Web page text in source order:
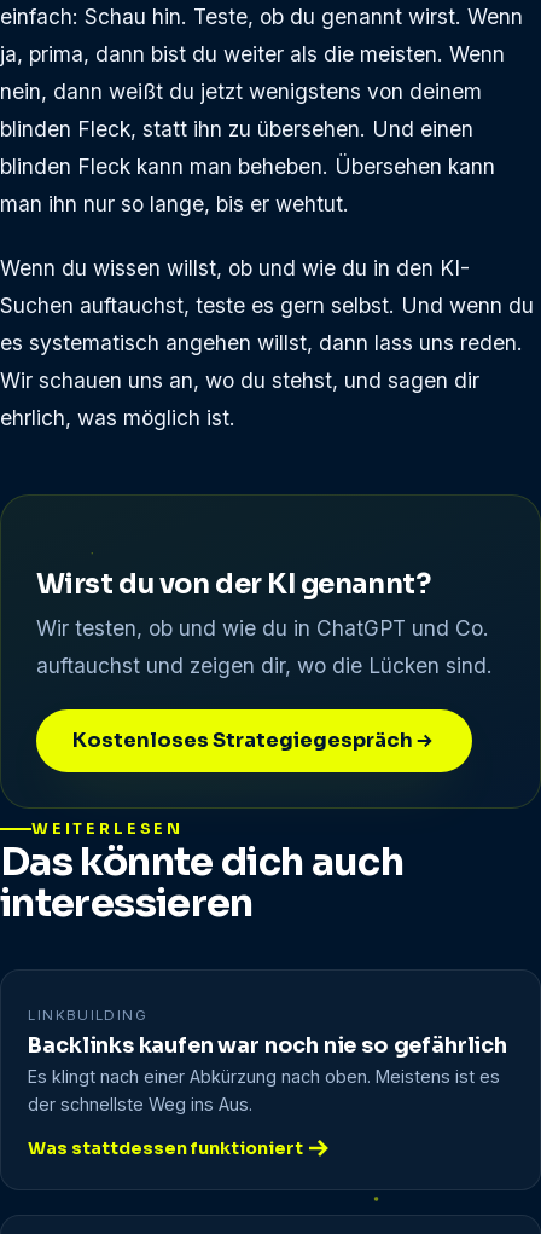
einfach: Schau hin. Teste, ob du genannt wirst. Wenn
ja, prima, dann bist du weiter als die meisten. Wenn
nein, dann weißt du jetzt wenigstens von deinem
blinden Fleck, statt ihn zu übersehen. Und einen
blinden Fleck kann man beheben. Übersehen kann
man ihn nur so lange, bis er wehtut.
Wenn du wissen willst, ob und wie du in den KI-
Suchen auftauchst, teste es gern selbst. Und wenn du
es systematisch angehen willst, dann lass uns reden.
Wir schauen uns an, wo du stehst, und sagen dir
ehrlich, was möglich ist.
Wirst du von der KI genannt?
Wir testen, ob und wie du in ChatGPT und Co.
auftauchst und zeigen dir, wo die Lücken sind.
Kostenloses Strategiegespräch
WEITERLESEN
Das könnte dich auch
interessieren
LINKBUILDING
Backlinks kaufen war noch nie so gefährlich
Es klingt nach einer Abkürzung nach oben. Meistens ist es
der schnellste Weg ins Aus.
Was stattdessen funktioniert